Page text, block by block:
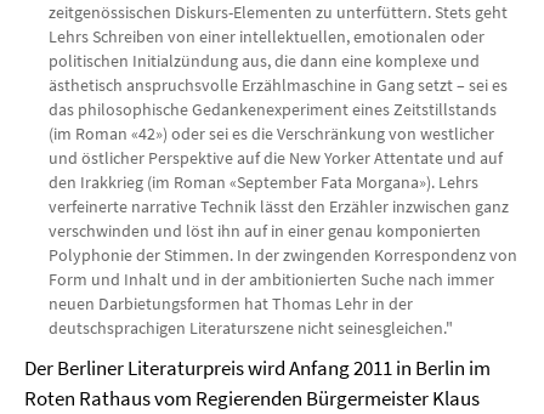
zeitgenössischen Diskurs-Elementen zu unterfüttern. Stets geht
Lehrs Schreiben von einer intellektuellen, emotionalen oder
politischen Initialzündung aus, die dann eine komplexe und
ästhetisch anspruchsvolle Erzählmaschine in Gang setzt – sei es
das philosophische Gedankenexperiment eines Zeitstillstands
(im Roman «42») oder sei es die Verschränkung von westlicher
und östlicher Perspektive auf die New Yorker Attentate und auf
den Irakkrieg (im Roman «September Fata Morgana»). Lehrs
verfeinerte narrative Technik lässt den Erzähler inzwischen ganz
verschwinden und löst ihn auf in einer genau komponierten
Polyphonie der Stimmen. In der zwingenden Korrespondenz von
Form und Inhalt und in der ambitionierten Suche nach immer
neuen Darbietungsformen hat Thomas Lehr in der
deutschsprachigen Literaturszene nicht seinesgleichen."
Der Berliner Literaturpreis wird Anfang 2011 in Berlin im
Roten Rathaus vom Regierenden Bürgermeister Klaus